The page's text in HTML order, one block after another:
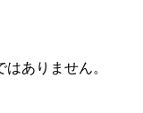
ありません。